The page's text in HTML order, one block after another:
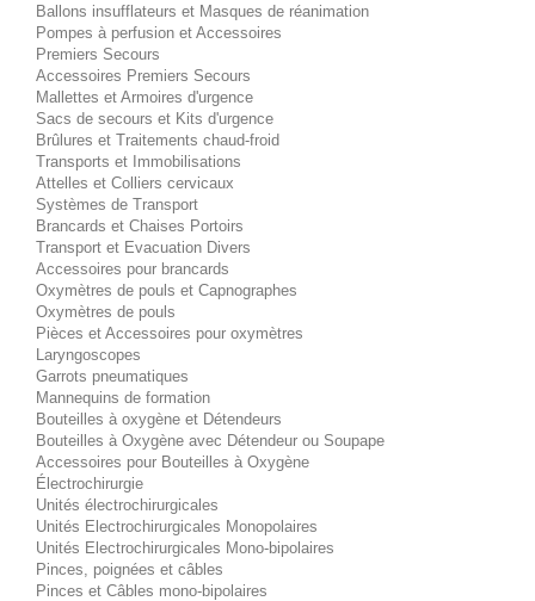
Ballons insufflateurs et Masques de réanimation
Pompes à perfusion et Accessoires
Premiers Secours
Accessoires Premiers Secours
Mallettes et Armoires d'urgence
Sacs de secours et Kits d'urgence
Brûlures et Traitements chaud-froid
Transports et Immobilisations
Attelles et Colliers cervicaux
Systèmes de Transport
Brancards et Chaises Portoirs
Transport et Evacuation Divers
Accessoires pour brancards
Oxymètres de pouls et Capnographes
Oxymètres de pouls
Pièces et Accessoires pour oxymètres
Laryngoscopes
Garrots pneumatiques
Mannequins de formation
Bouteilles à oxygène et Détendeurs
Bouteilles à Oxygène avec Détendeur ou Soupape
Accessoires pour Bouteilles à Oxygène
Électrochirurgie
Unités électrochirurgicales
Unités Electrochirurgicales Monopolaires
Unités Electrochirurgicales Mono-bipolaires
Pinces, poignées et câbles
Pinces et Câbles mono-bipolaires